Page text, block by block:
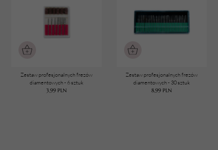
Zestaw profesjonalnych frezów
diamentowych - 6 sztuk
3,99 PLN
Zestaw profesjonalnych frezów
diamentowych - 30 sztuk
8,99 PLN